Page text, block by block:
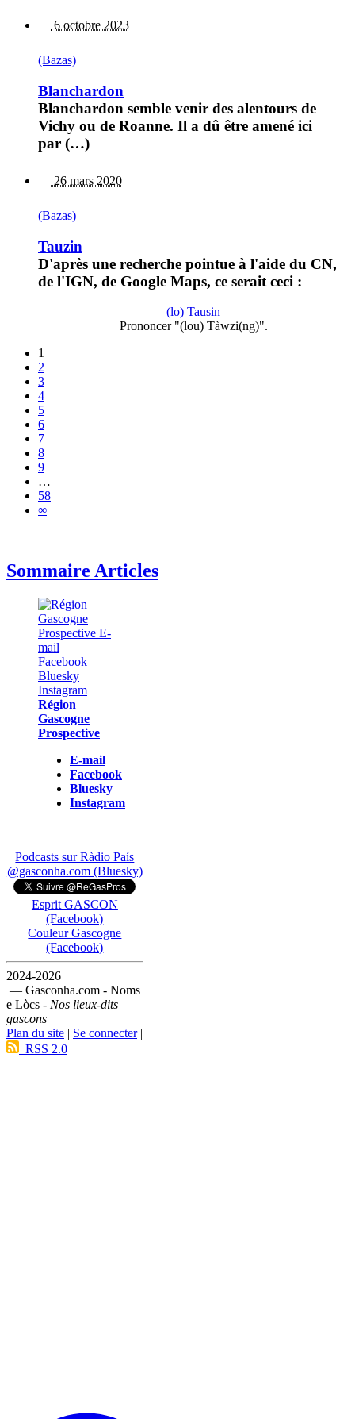
6 octobre 2023
(Bazas)
Blanchardon
Blanchardon semble venir des alentours de
Vichy ou de Roanne. Il a dû être amené ici
par (…)
26 mars 2020
(Bazas)
Tauzin
D'après une recherche pointue à l'aide du CN,
de l'IGN, de Google Maps, ce serait ceci :
(lo) Tausin
Prononcer "(lou) Tàwzi(ng)".
1
2
3
4
5
6
7
8
9
…
58
∞
Sommaire Articles
Région
Gascogne
Prospective
E-mail
Facebook
Bluesky
Instagram
Podcasts sur Ràdio País
@gasconha.com (Bluesky)
Esprit GASCON
(Facebook)
Couleur Gascogne
(Facebook)
2024-2026
— Gasconha.com - Noms
e Lòcs - Nos lieux-dits
gascons
Plan du site | Se connecter|
RSS 2.0